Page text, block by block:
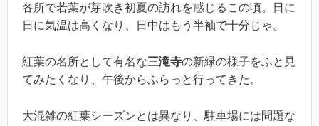
各所で若葉が芽吹き初夏の訪れを感じるこの頃。日に
日に気温は高くなり、日中はもう半袖で十分じゃ。
紅葉の名所として有名な三滝寺の新緑の様子をふと見
てみたくなり、午後からふらっと行ってきた。
大混雑の紅葉シーズンとは異なり、駐車場には問題な